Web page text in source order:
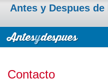
Antes y Despues
Contacto